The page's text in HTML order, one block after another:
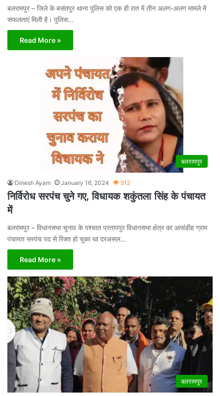
बलरामपुर – जिले के बसंतपुर थाना पुलिस को एक ही रात में तीन अलग-अलग मामले में
सफलताएं मिली है। पुलिस…
Read More »
बलरामपुर
Dinesh Ayam January 16, 2024 512
निर्विरोध सरपंच चुने गए, विधायक शकुंतला सिंह के पंचायत
में
बलरामपुर – विधानसभा चुनाव के पश्चात प्रतापपुर विधानसभा क्षेत्र का आसंडीह ग्राम
पंचायत सरपंच पद से रिक्त हो चुका था दरअसल…
Read More »
बलरामपुर